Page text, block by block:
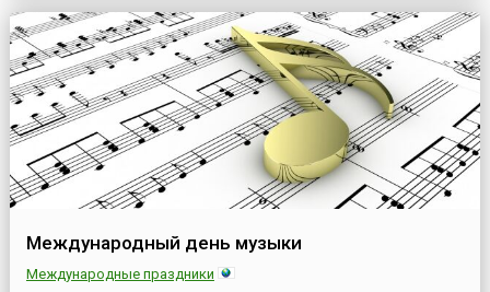
Международный день музыки
Международные праздники